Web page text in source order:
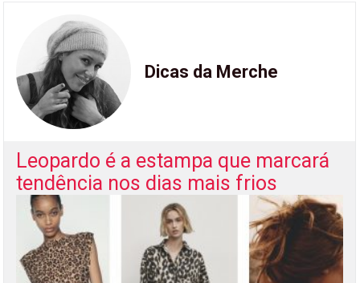
Dicas da Merche
Leopardo é a estampa que marcará
tendência nos dias mais frios